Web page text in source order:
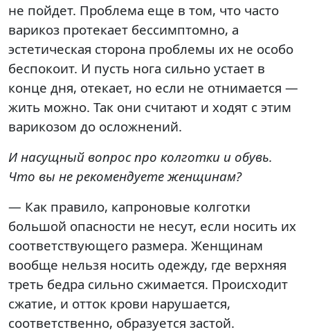
не пойдет. Проблема еще в том, что часто
варикоз протекает бессимптомно, а
эстетическая сторона проблемы их не особо
беспокоит. И пусть нога сильно устает в
конце дня, отекает, но если не отнимается —
жить можно. Так они считают и ходят с этим
варикозом до осложнений.
И насущный вопрос про колготки и обувь.
Что вы не рекомендуете женщинам?
— Как правило, капроновые колготки
большой опасности не несут, если носить их
соответствующего размера. Женщинам
вообще нельзя носить одежду, где верхняя
треть бедра сильно сжимается. Происходит
сжатие, и отток крови нарушается,
соответственно, образуется застой.